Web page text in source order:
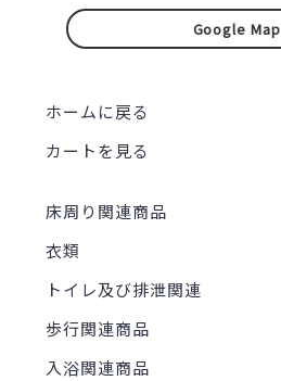
Google Map
ホームに戻る
カートを見る
床周り関連商品
衣類
トイレ及び排泄関連
歩行関連商品
入浴関連商品